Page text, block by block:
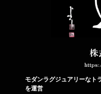
株
モダンラグジュアリーなト
を運営